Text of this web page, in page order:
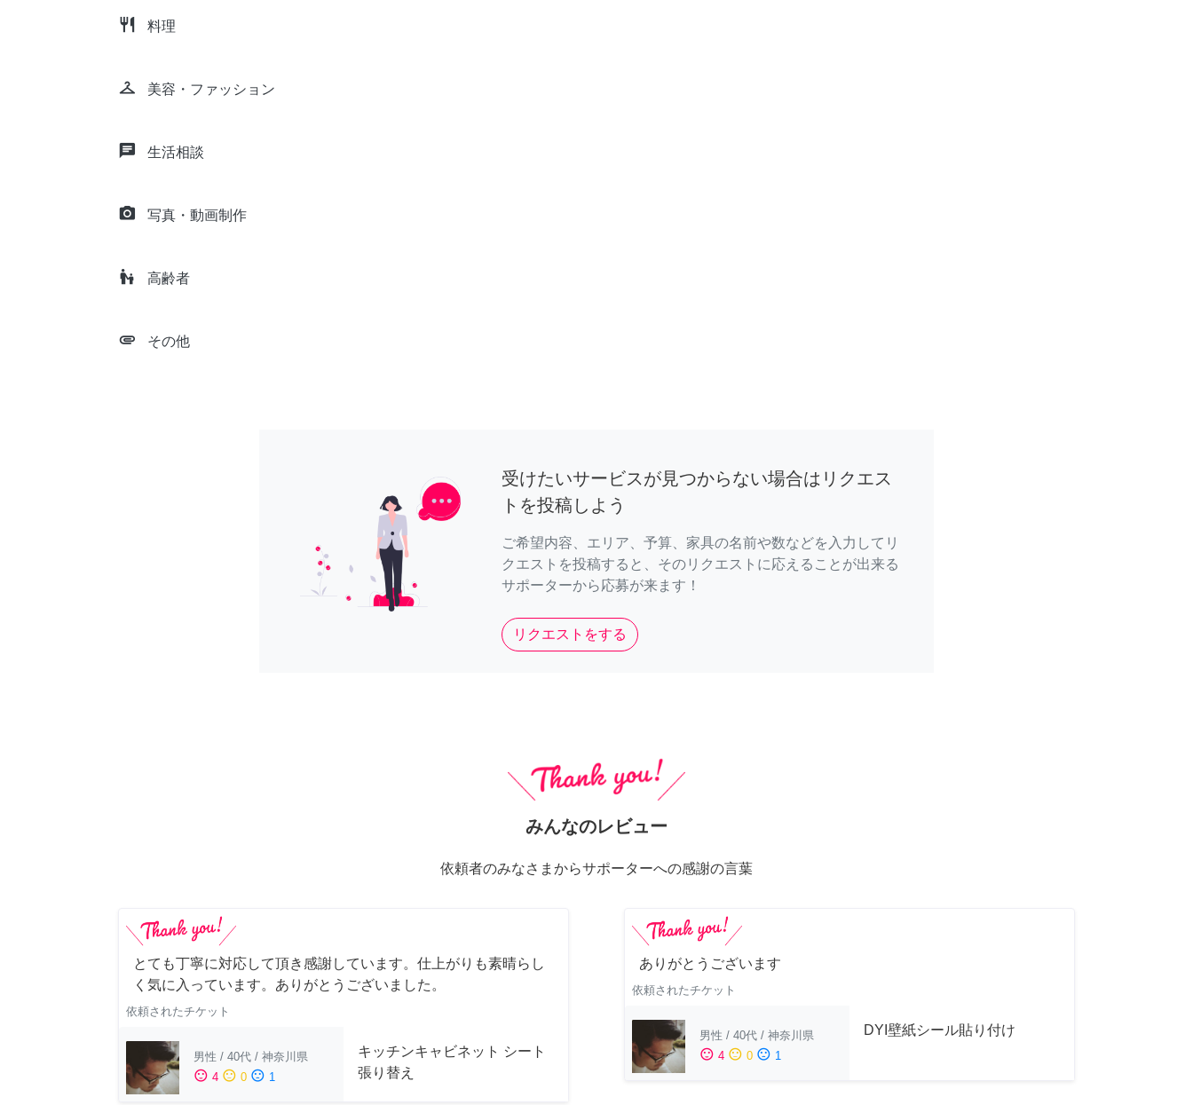
restaurant 料理
checkroom 美容・ファッション
chat 生活相談
camera_alt 写真・動画制作
escalator_warning 高齢者
attachment その他
受けたいサービスが見つからない場合はリクエス
トを投稿しよう
ご希望内容、エリア、予算、家具の名前や数などを入力してリ
クエストを投稿すると、そのリクエストに応えることが出来る
サポーターから応募が来ます！
リクエストをする
みんなのレビュー
依頼者のみなさまからサポーターへの感謝の言葉
とても丁寧に対応して頂き感謝しています。仕上がりも素晴らし
く気に入っています。ありがとうございました。
依頼されたチケット
男性 / 40代 / 神奈川県
sentiment_satisfied 4 sentiment_neutral 0 sentiment_dissatisfied 1
キッチンキャビネット シート
張り替え
ありがとうございます
依頼されたチケット
男性 / 40代 / 神奈川県
sentiment_satisfied 4 sentiment_neutral 0 sentiment_dissatisfied 1
DYI壁紙シール貼り付け